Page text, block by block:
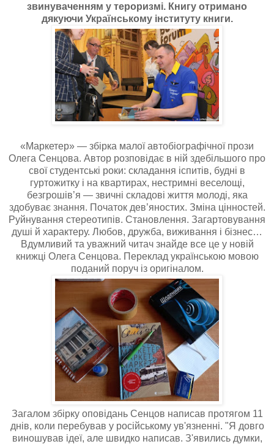
звинуваченням у тероризмі. Книгу отримано
дякуючи Українському інституту книги.
«Маркетер» — збірка малої автобіографічної прози
Олега Сенцова. Автор розповідає в ній здебільшого про
свої студентські роки: складання іспитів, будні в
гуртожитку і на квартирах, нестримні веселощі,
безгрошів’я — звичні складові життя молоді, яка
здобуває знання. Початок дев’яностих. Зміна цінностей.
Руйнування стереотипів. Становлення. Загартовування
душі й характеру. Любов, дружба, виживання і бізнес…
Вдумливий та уважний читач знайде все це у новій
книжці Олега Сенцова. Переклад українською мовою
поданий поруч із оригіналом.
Загалом збірку оповідань Сенцов написав протягом 11
днів, коли перебував у російському ув'язненні. "Я довго
виношував ідеї, але швидко написав. З'явились думки,